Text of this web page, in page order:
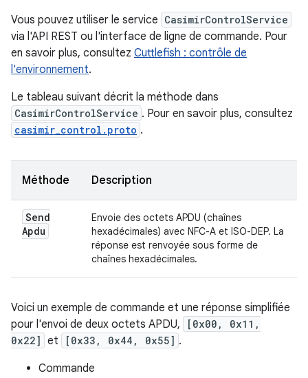
Vous pouvez utiliser le service CasimirControlService
via l'API REST ou l'interface de ligne de commande. Pour
en savoir plus, consultez Cuttlefish : contrôle de
l'environnement.
Le tableau suivant décrit la méthode dans
CasimirControlService . Pour en savoir plus, consultez
casimir_control.proto .
Méthode Description
Send
Apdu
Envoie des octets APDU (chaînes
hexadécimales) avec NFC-A et ISO-DEP. La
réponse est renvoyée sous forme de
chaînes hexadécimales.
Voici un exemple de commande et une réponse simplifiée
pour l'envoi de deux octets APDU,
[0x00, 0x11,
0x22] et [0x33, 0x44, 0x55] .
Commande